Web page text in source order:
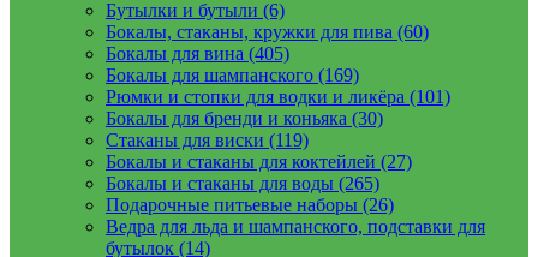
Бутылки и бутыли (6)
Бокалы, стаканы, кружки для пива (60)
Бокалы для вина (405)
Бокалы для шампанского (169)
Рюмки и стопки для водки и ликёра (101)
Бокалы для бренди и коньяка (30)
Стаканы для виски (119)
Бокалы и стаканы для коктейлей (27)
Бокалы и стаканы для воды (265)
Подарочные питьевые наборы (26)
Ведра для льда и шампанского, подставки для
бутылок (14)